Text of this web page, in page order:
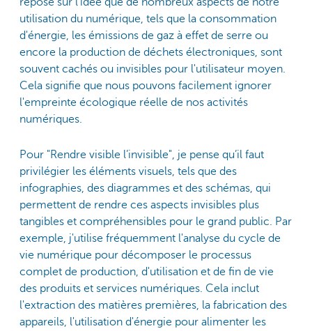
utilisation du numérique, tels que la consommation
d'énergie, les émissions de gaz à effet de serre ou
encore la production de déchets électroniques, sont
souvent cachés ou invisibles pour l'utilisateur moyen.
Cela signifie que nous pouvons facilement ignorer
l'empreinte écologique réelle de nos activités
numériques.
Pour "Rendre visible l’invisible", je pense qu’il faut
privilégier les éléments visuels, tels que des
infographies, des diagrammes et des schémas, qui
permettent de rendre ces aspects invisibles plus
tangibles et compréhensibles pour le grand public. Par
exemple, j'utilise fréquemment l'analyse du cycle de
vie numérique pour décomposer le processus
complet de production, d'utilisation et de fin de vie
des produits et services numériques. Cela inclut
l'extraction des matières premières, la fabrication des
appareils, l'utilisation d'énergie pour alimenter les